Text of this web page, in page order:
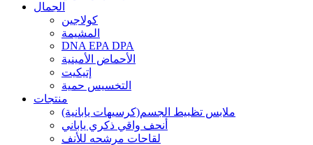
الجمال
كولاجين
المشيمة
DNA EPA DPA
الأحماض الأمينية
إتيكيت
التخسيس حمية
منتجات
ملابس تظبيط الجسم(كرسيهات يابانية)
أنحف واقي ذكري ياباني
لقاحات مرشحه للأنف